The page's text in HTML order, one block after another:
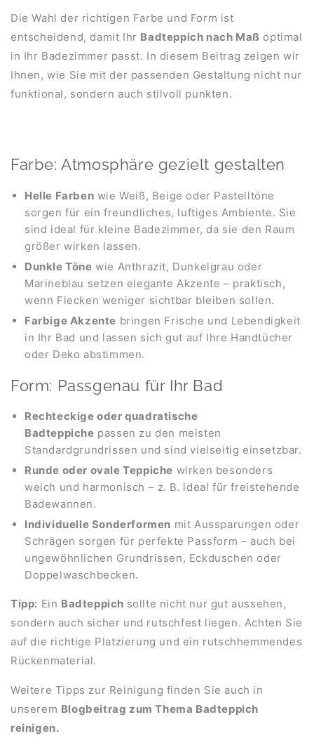
Die Wahl der richtigen Farbe und Form ist
entscheidend, damit Ihr Badteppich nach Maß optimal
in Ihr Badezimmer passt. In diesem Beitrag zeigen wir
Ihnen, wie Sie mit der passenden Gestaltung nicht nur
funktional, sondern auch stilvoll punkten.
Farbe: Atmosphäre gezielt gestalten
Helle Farben wie Weiß, Beige oder Pastelltöne
sorgen für ein freundliches, luftiges Ambiente. Sie
sind ideal für kleine Badezimmer, da sie den Raum
größer wirken lassen.
Dunkle Töne wie Anthrazit, Dunkelgrau oder
Marineblau setzen elegante Akzente – praktisch,
wenn Flecken weniger sichtbar bleiben sollen.
Farbige Akzente bringen Frische und Lebendigkeit
in Ihr Bad und lassen sich gut auf Ihre Handtücher
oder Deko abstimmen.
Form: Passgenau für Ihr Bad
Rechteckige oder quadratische
Badteppiche passen zu den meisten
Standardgrundrissen und sind vielseitig einsetzbar.
Runde oder ovale Teppiche wirken besonders
weich und harmonisch – z. B. ideal für freistehende
Badewannen.
Individuelle Sonderformen mit Aussparungen oder
Schrägen sorgen für perfekte Passform – auch bei
ungewöhnlichen Grundrissen, Eckduschen oder
Doppelwaschbecken.
Tipp: Ein Badteppich sollte nicht nur gut aussehen,
sondern auch sicher und rutschfest liegen. Achten Sie
auf die richtige Platzierung und ein rutschhemmendes
Rückenmaterial.
Weitere Tipps zur Reinigung finden Sie auch in
unserem Blogbeitrag zum Thema Badteppich
reinigen.